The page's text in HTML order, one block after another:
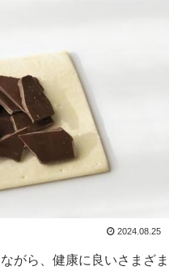
2024.08.25
がら、健康に良いさまざま